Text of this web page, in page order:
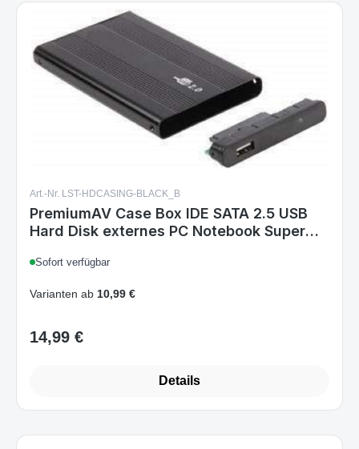
Art.-Nr. LST-HDCASING-BLACK_B
PremiumAV Case Box IDE SATA 2.5 USB
Hard Disk externes PC Notebook Super
Sofort verfügbar
Varianten ab 10,99 €
Regulärer Preis:
14,99 €
Details